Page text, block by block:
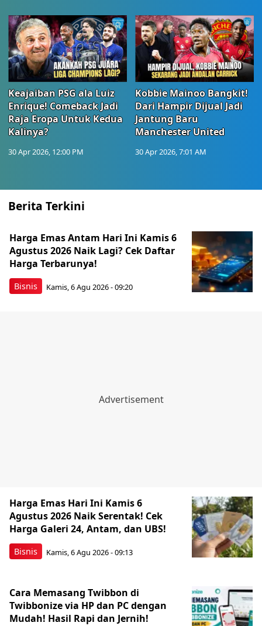
Keajaiban PSG ala Luiz
Enrique! Comeback Jadi
Raja Eropa Untuk Kedua
Kalinya?
30 Apr 2026, 12:00 PM
Kobbie Mainoo Bangkit!
Dari Hampir Dijual Jadi
Jantung Baru
Manchester United
30 Apr 2026, 7:01 AM
Berita Terkini
Bisnis
Harga Emas Antam Hari Ini Kamis 6
Agustus 2026 Naik Lagi? Cek Daftar
Harga Terbarunya!
Kamis, 6 Agu 2026 - 09:20
Bisnis
Harga Emas Hari Ini Kamis 6
Agustus 2026 Naik Serentak! Cek
Harga Galeri 24, Antam, dan UBS!
Kamis, 6 Agu 2026 - 09:13
Cara Memasang Twibbon di
Twibbonize via HP dan PC dengan
Mudah! Hasil Rapi dan Jernih!